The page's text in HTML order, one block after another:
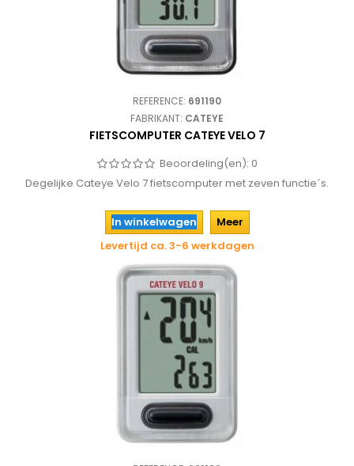
REFERENCE: 691190
FABRIKANT: CATEYE
FIETSCOMPUTER CATEYE VELO 7
Beoordeling(en): 0
Degelijke Cateye Velo 7 fietscomputer met zeven functie´s.
In winkelwagen
Meer
Levertijd ca. 3-6 werkdagen